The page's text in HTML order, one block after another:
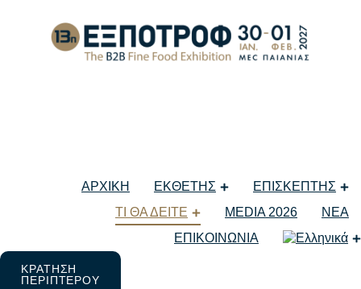
ΑΡΧΙΚΗ ΕΚΘΕΤΗΣ
ΕΠΙΣΚΕΠΤΗΣ
ΤΙ ΘΑ ΔΕΙΤΕ
MEDIA 2026
ΝΕΑ
ΕΠΙΚΟΙΝΩΝΙΑ
ΚΡΑΤΗΣΗ
ΠΕΡΙΠΤΕΡΟΥ
ΠΛΗΡΟΦΟΡΙΕΣ
ΕΞΠΟΤΡΟΦ